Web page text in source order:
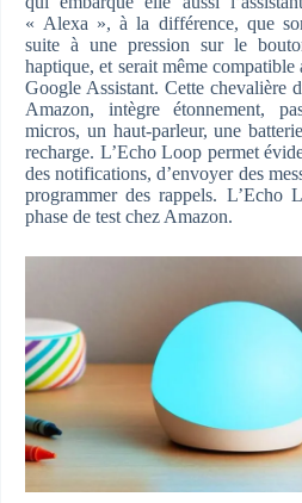
« Alexa », à la différence, que
suite à une pression sur le
haptique, et serait même
Google Assistant. Cette chevalière
Amazon, intègre étonnement,
micros, un haut-parleur, une
recharge. L’Echo Loop permet
des notifications, d’envoyer des
programmer des rappels. L’Echo
phase de test chez Amazon.